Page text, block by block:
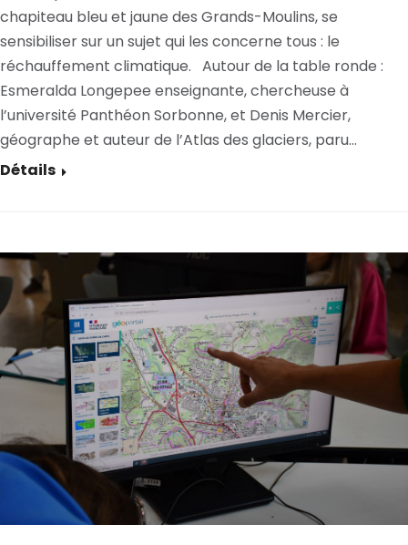
chapiteau bleu et jaune des Grands-Moulins, se
sensibiliser sur un sujet qui les concerne tous : le
réchauffement climatique. Autour de la table ronde :
Esmeralda Longepee enseignante, chercheuse à
l’université Panthéon Sorbonne, et Denis Mercier,
géographe et auteur de l’Atlas des glaciers, paru…
Détails